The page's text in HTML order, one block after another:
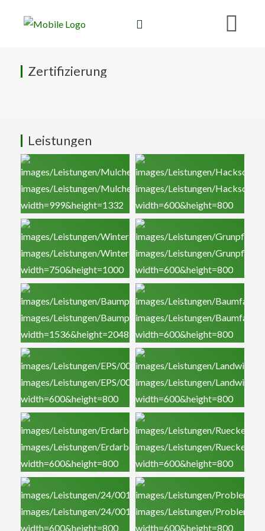
Zertifizierung
Leistungen